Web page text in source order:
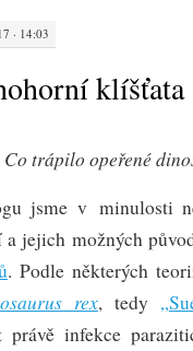
· 14:03
klíšťata
Co trápilo opeřené
jsme v minulosti
a jejich možných
. Podle některých
rex, tedy
právě infekce